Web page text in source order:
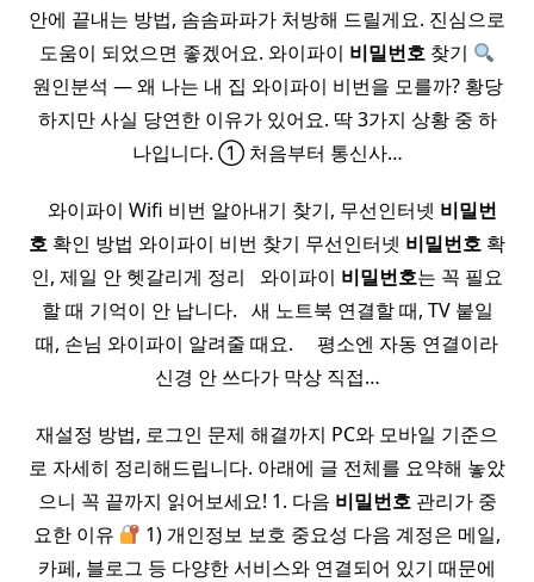
안에 끝내는 방법, 솜솜파파가 처방해 드릴게요. 진심으로
도움이 되었으면 좋겠어요. 와이파이 비밀번호찾기
원인분석 — 왜 나는 내 집 와이파이 비번을 모를까? 황당
하지만 사실 당연한 이유가 있어요. 딱 3가지 상황 중 하
나입니다. ① 처음부터 통신사…
​ ​ 와이파이 Wifi 비번 알아내기 찾기, 무선인터넷 비밀번
호 확인 방법 와이파이 비번 찾기 무선인터넷 비밀번호 확
인, 제일 안 헷갈리게 정리 ​ ​ 와이파이 비밀번호는 꼭 필요
할 때 기억이 안 납니다. ​ ​ 새 노트북 연결할 때, TV 붙일
때, 손님 와이파이 알려줄 때요. ​ ​ ​ ​ 평소엔 자동 연결이라
신경 안 쓰다가 막상 직접…
재설정 방법, 로그인 문제 해결까지 PC와 모바일 기준으
로 자세히 정리해드립니다. 아래에 글 전체를 요약해 놓았
으니 꼭 끝까지 읽어보세요! 1. 다음 비밀번호관리가 중
요한 이유
1) 개인정보 보호 중요성 다음 계정은 메일,
카페, 블로그 등 다양한 서비스와 연결되어 있기 때문에